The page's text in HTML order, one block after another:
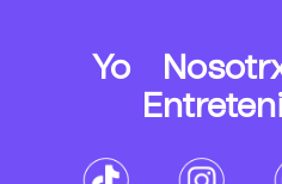
Yo